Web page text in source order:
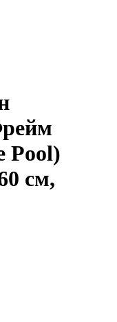
Pool)
см,